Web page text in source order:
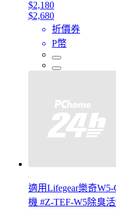
$2,180
$2,680
折價券
P幣
適用Lifegear樂奇
機 #Z-TEF-W5除臭